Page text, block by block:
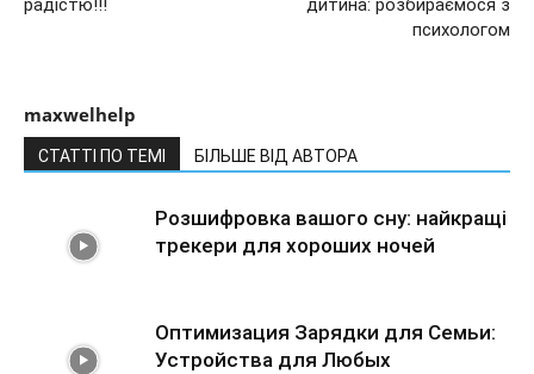
радістю!!!
дитина: розбираємося з
психологом
maxwelhelp
СТАТТІ ПО ТЕМІ БІЛЬШЕ ВІД АВТОРА
Розшифровка вашого сну: найкращі
трекери для хороших ночей
Оптимизация Зарядки для Семьи:
Устройства для Любых